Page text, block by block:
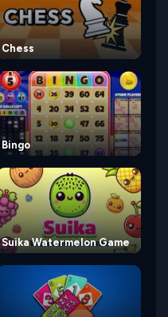
Chess
Bingo
Suika Watermelon Game